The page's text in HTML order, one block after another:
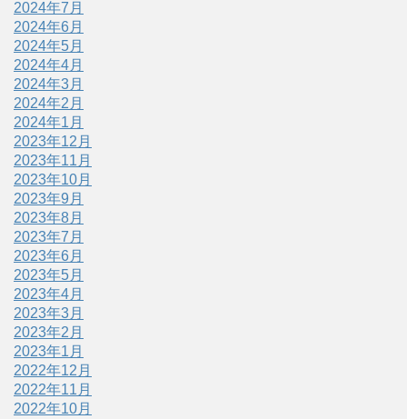
2024年7月
2024年6月
2024年5月
2024年4月
2024年3月
2024年2月
2024年1月
2023年12月
2023年11月
2023年10月
2023年9月
2023年8月
2023年7月
2023年6月
2023年5月
2023年4月
2023年3月
2023年2月
2023年1月
2022年12月
2022年11月
2022年10月